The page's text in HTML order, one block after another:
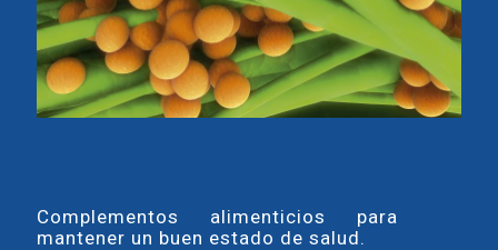
Complementos alimenticios para
mantener un buen estado de salud.